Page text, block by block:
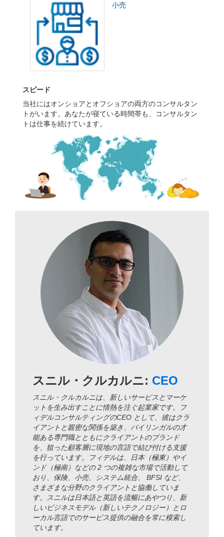
小売
スピード
当社にはオンショアとオフショアの両方のコンサルタン
トがいます。あなたが寝ている時間帯も、コンサルタン
トは仕事を続けています。
スニル・クルカルニ: CEO
スニル・クルカルニは、新しいサービスとマーケ
ットを生み出すことに情熱を注ぐ起業家です。フ
ィデルコンサルティングのCEO として、彼はクラ
イアントと親密な関係を築き、バイリンガルの才
能ある専門職とともにクライアントのブランド
を、狙った顧客層に現地の言語で結び付ける支援
を行っています。フィデルは、日本（極東）やイ
ンド（極南）などの 2 つの複雑な市場で活動して
おり、保険、小売、システム統合、 BFSI など、
さまざまな分野のクライアントと協働していま
す。スニルは日本語と英語を流暢にあやつり、新
しいビジネスモデル（新しいテクノロジー）とロ
ーカル言語でのサービス提供の融合を常に模索し
ています。